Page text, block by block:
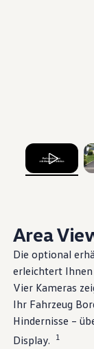
, 1 von 2
Area
Die optional
erleichtert Ihnen
Vier Kameras
Ihr Fahrzeug
Hindernisse –
Display.
1